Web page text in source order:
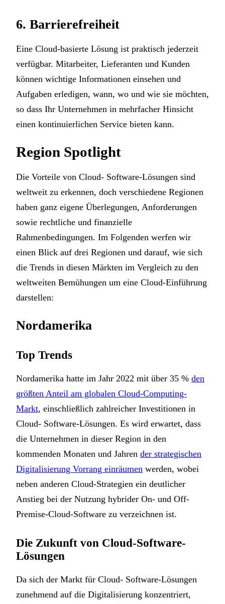
6. Barrierefreiheit
Eine Cloud-basierte Lösung ist praktisch jederzeit
verfügbar. Mitarbeiter, Lieferanten und Kunden
können wichtige Informationen einsehen und
Aufgaben erledigen, wann, wo und wie sie möchten,
so dass Ihr Unternehmen in mehrfacher Hinsicht
einen kontinuierlichen Service bieten kann.
Region Spotlight
Die Vorteile von Cloud- Software-Lösungen sind
weltweit zu erkennen, doch verschiedene Regionen
haben ganz eigene Überlegungen, Anforderungen
sowie rechtliche und finanzielle
Rahmenbedingungen. Im Folgenden werfen wir
einen Blick auf drei Regionen und darauf, wie sich
die Trends in diesen Märkten im Vergleich zu den
weltweiten Bemühungen um eine Cloud-Einführung
darstellen:
Nordamerika
Top Trends
Nordamerika hatte im Jahr 2022 mit über 35 % den
größten Anteil am globalen Cloud-Computing-
Markt, einschließlich zahlreicher Investitionen in
Cloud- Software-Lösungen. Es wird erwartet, dass
die Unternehmen in dieser Region in den
kommenden Monaten und Jahren der strategischen
Digitalisierung Vorrang einräumen werden, wobei
neben anderen Cloud-Strategien ein deutlicher
Anstieg bei der Nutzung hybrider On- und Off-
Premise-Cloud-Software zu verzeichnen ist.
Die Zukunft von Cloud-Software-
Lösungen
Da sich der Markt für Cloud- Software-Lösungen
zunehmend auf die Digitalisierung konzentriert,